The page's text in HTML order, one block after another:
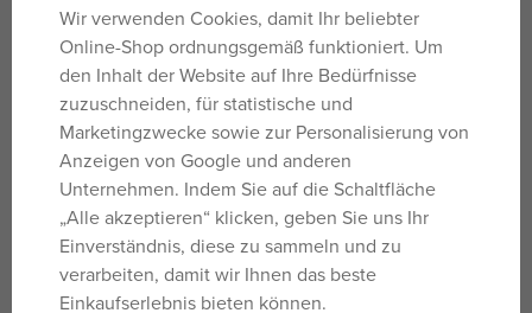
dass die Platte umkippt und herunterfällt. Praktisch
kann in der Spülmaschine gewaschen und in der
Mikrowelle erhitzt werden. Einzelne Fächer erleichtern
das Portionieren und Sortieren verschiedener Mahlzeiten.
Die bequemen, strukturierten Griffe erleichtern das Halten
und verhindern, dass die Schüssel aus der Hand rutscht.
Stark und flexibel – resistent gegen Stöße und Stürze.
Sicher für Kinder – enthält kein BPA und andere
schädliche Substanzen. Geeignet für Kinder ab 6
Monaten.
Wir verwenden Cookies, damit Ihr beliebter
Online-Shop ordnungsgemäß funktioniert. Um
den Inhalt der Website auf Ihre Bedürfnisse
zuzuschneiden, für statistische und
Marketingzwecke sowie zur Personalisierung von
Anzeigen von Google und anderen
Unternehmen. Indem Sie auf die Schaltfläche
„Alle akzeptieren“ klicken, geben Sie uns Ihr
Einverständnis, diese zu sammeln und zu
verarbeiten, damit wir Ihnen das beste
Einkaufserlebnis bieten können.